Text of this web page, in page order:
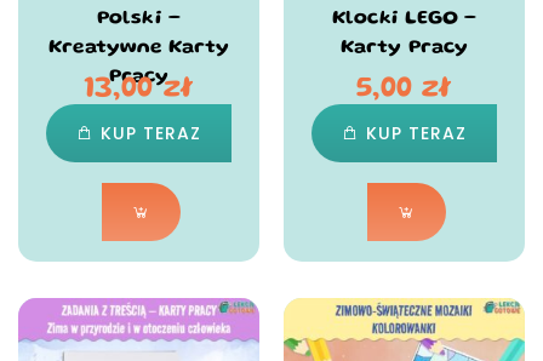
Polski –
Kreatywne Karty
Pracy
13,00zł
KUP TERAZ
Klocki LEGO –
Karty Pracy
5,00zł
KUP TERAZ